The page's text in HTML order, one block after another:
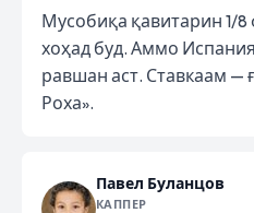
Мусобиқа қавитарин 1/
хоҳад буд. Аммо
равшан аст. Ставкаам —
Роха».
Павел Буланцов
КАППЕР